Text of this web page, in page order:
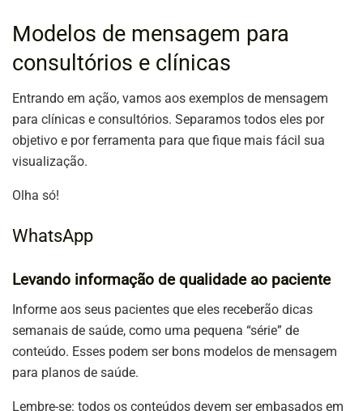
Modelos de mensagem para
consultórios e clínicas
Entrando em ação, vamos aos exemplos de mensagem
para clínicas e consultórios. Separamos todos eles por
objetivo e por ferramenta para que fique mais fácil sua
visualização.
Olha só!
WhatsApp
Levando informação de qualidade ao paciente
Informe aos seus pacientes que eles receberão dicas
semanais de saúde, como uma pequena “série” de
conteúdo. Esses podem ser bons modelos de mensagem
para planos de saúde.
Lembre-se: todos os conteúdos devem ser embasados em